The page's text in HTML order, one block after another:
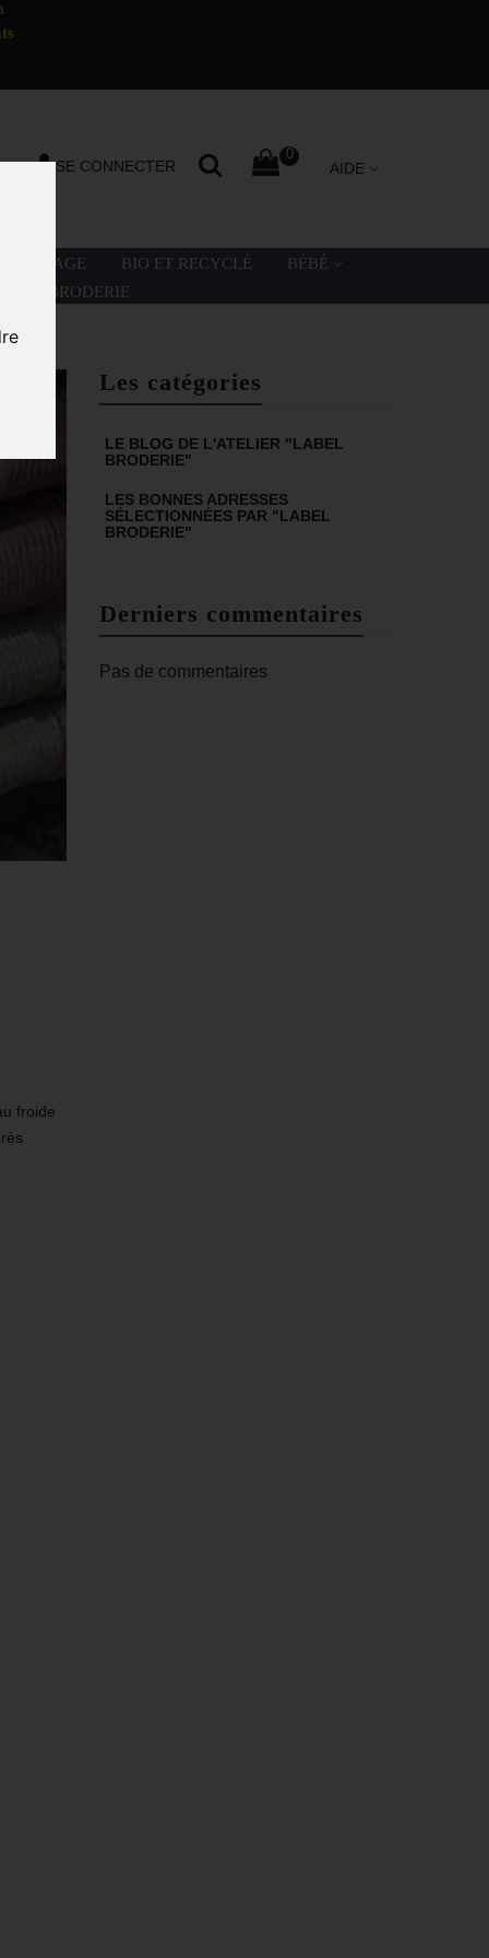
AIDE
0
SE CONNECTER
LA PLAGE BIO ET RECYCLÉ
BÉBÉ
BRODERIE
froide
Les catégories
LE BLOG DE L'ATELIER "LABEL
BRODERIE"
LES BONNES ADRESSES
SÉLECTIONNÉES PAR "LABEL
BRODERIE"
Derniers commentaires
Pas de commentaires